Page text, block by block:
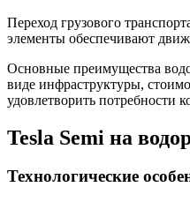
Переход грузового
элементы обеспечивают
Основные преимущества
виде инфраструктуры,
удовлетворить потребности
Tesla Semi на
Технологические